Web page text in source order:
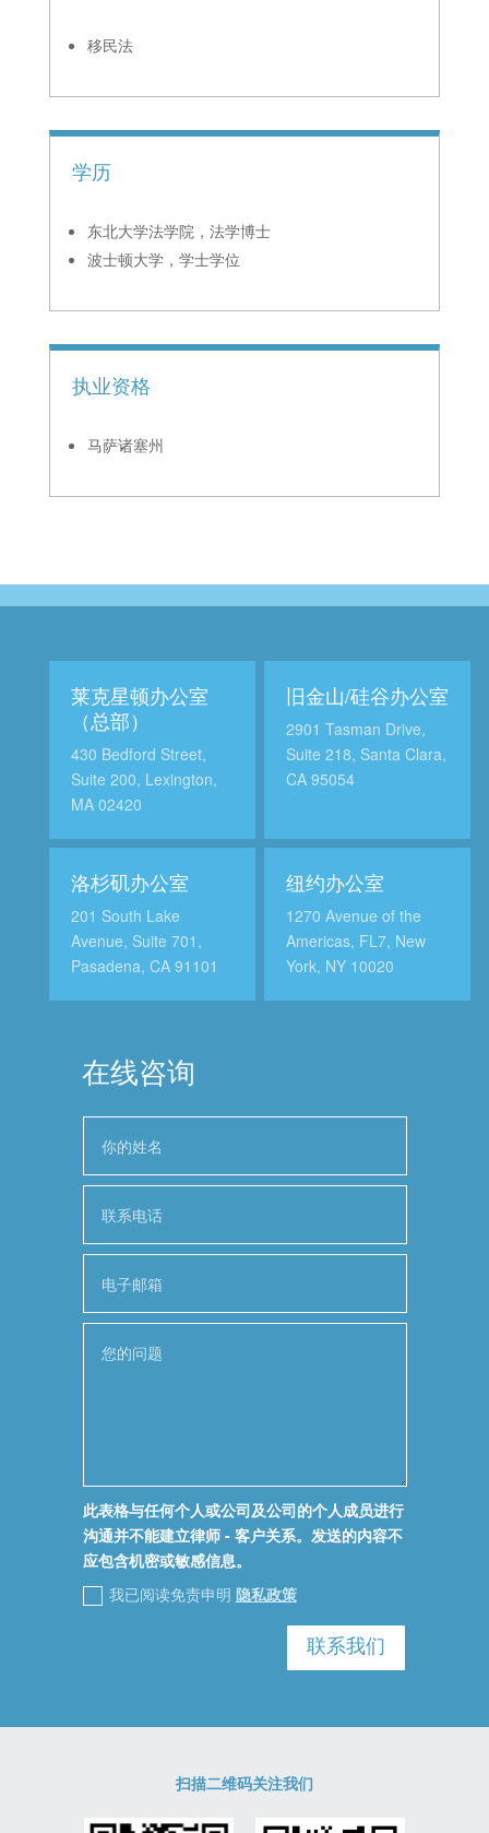
移民法
学历
东北大学法学院，法学博士
波士顿大学，学士学位
执业资格
马萨诸塞州
莱克星顿办公室
（总部）
430 Bedford Street,
Suite 200, Lexington,
MA 02420
旧金山/硅谷办公室
2901 Tasman Drive,
Suite 218, Santa Clara,
CA 95054
洛杉矶办公室
201 South Lake
Avenue, Suite 701,
Pasadena, CA 91101
纽约办公室
1270 Avenue of the
Americas, FL7, New
York, NY 10020
在线咨询
此表格与任何个人或公司及公司的个人成员进行
沟通并不能建立律师 - 客户关系。发送的内容不
应包含机密或敏感信息。
我已阅读免责申明 隐私政策
联系我们
扫描二维码关注我们